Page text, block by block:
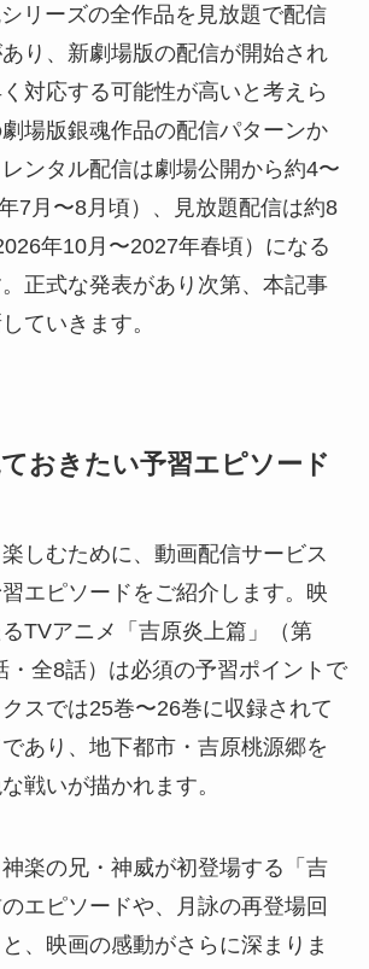
リーズの全作品を見放題で配信
り、新劇場版の配信が開始され
対応する可能性が高いと考えら
場版銀魂作品の配信パターンか
ンタル配信は劇場公開から約4〜
7月〜8月頃）、見放題配信は約8
年10月〜2027年春頃）になる
正式な発表があり次第、本記事
ていきます。
おきたい予習エピソード
しむために、動画配信サービス
エピソードをご紹介します。映
TVアニメ「吉原炎上篇」（第
・全8話）は必須の予習ポイントで
スでは25巻〜26巻に収録されて
あり、地下都市・吉原桃源郷を
戦いが描かれます。
楽の兄・神威が初登場する「吉
エピソードや、月詠の再登場回
、映画の感動がさらに深まりま